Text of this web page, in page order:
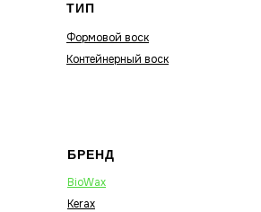
ТИП
Формовой воск
Контейнерный воск
БРЕНД
BioWax
Kerax